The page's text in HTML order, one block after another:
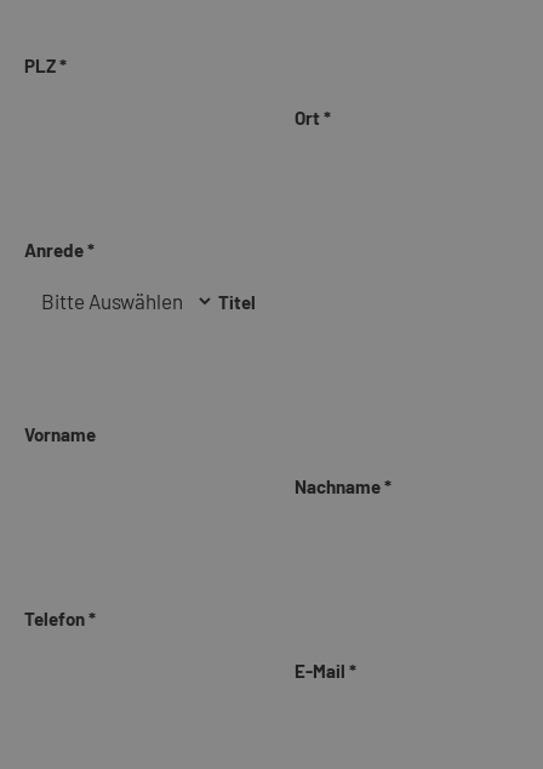
PLZ *
Ort *
Anrede *
Titel
Vorname
Nachname *
Telefon *
E-Mail *